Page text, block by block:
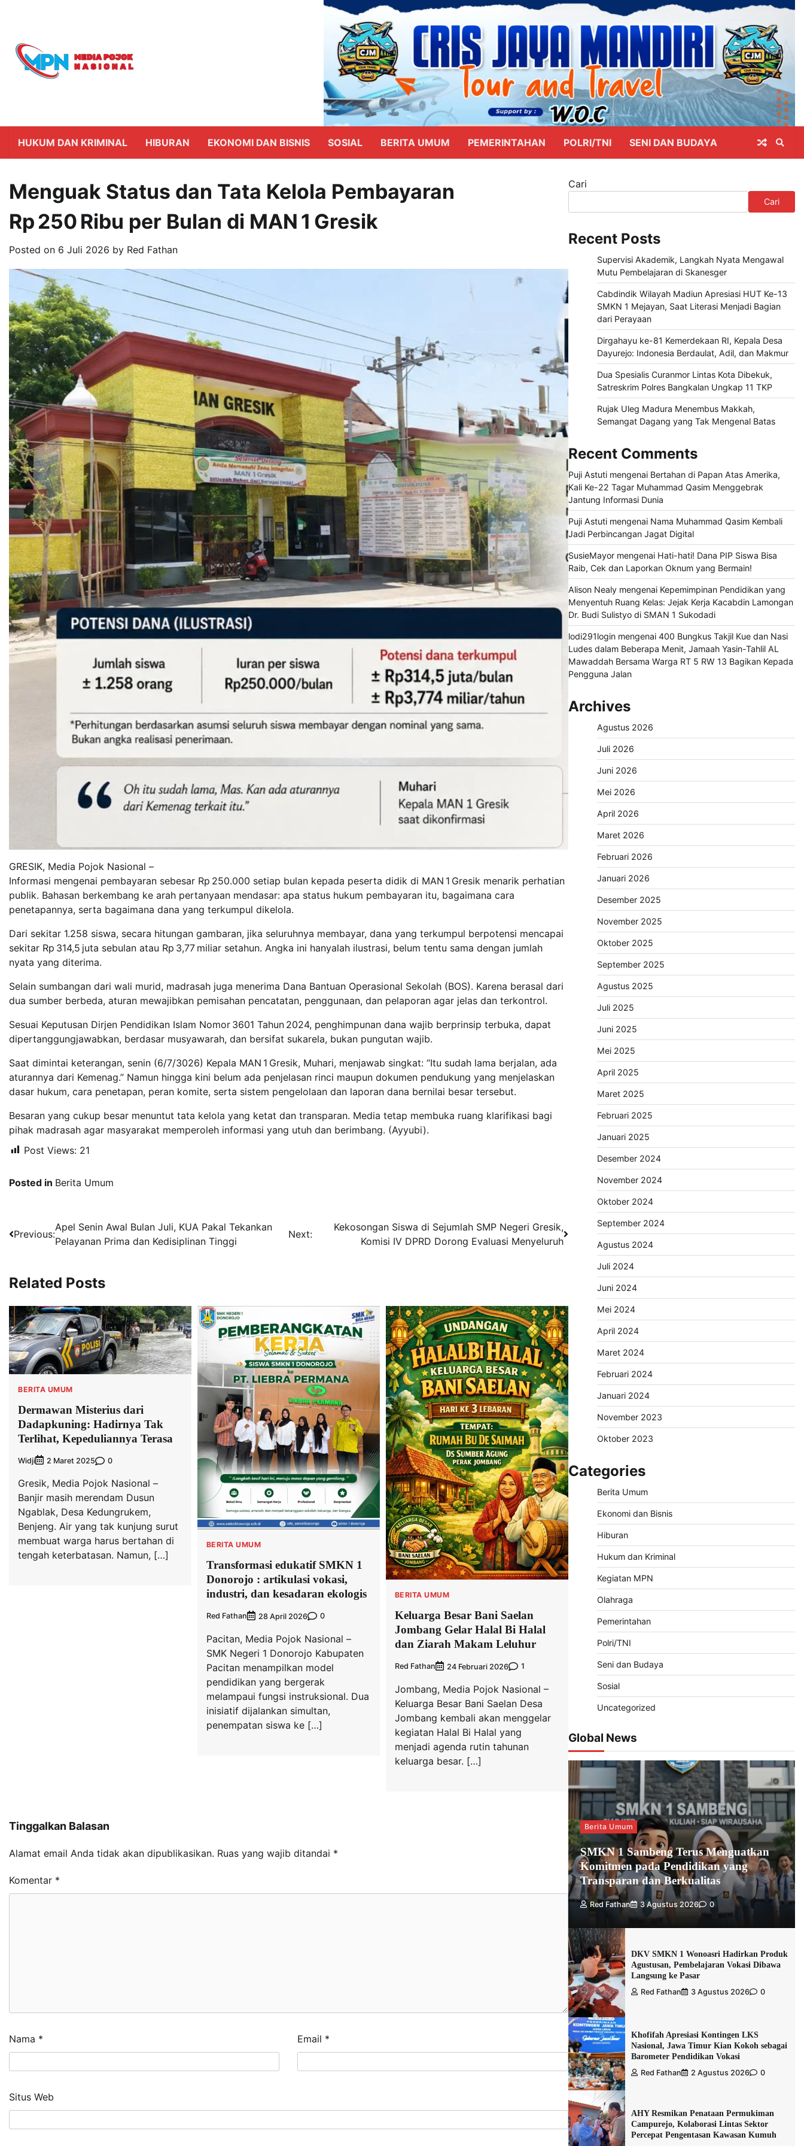
HUKUM DAN KRIMINAL HIBURAN EKONOMI DAN BISNIS SOSIAL BERITA UMUM PEMERINTAHAN POLRI/TNI SENI DAN BUDAYA
Menguak Status dan Tata Kelola Pembayaran
Rp 250 Ribu per Bulan di MAN 1 Gresik
Posted on 6 Juli 2026 by Red Fathan
GRESIK, Media Pojok Nasional –
Informasi mengenai pembayaran sebesar Rp 250.000 setiap bulan kepada peserta didik di MAN 1 Gresik menarik perhatian
publik. Bahasan berkembang ke arah pertanyaan mendasar: apa status hukum pembayaran itu, bagaimana cara
penetapannya, serta bagaimana dana yang terkumpul dikelola.
Dari sekitar 1.258 siswa, secara hitungan gambaran, jika seluruhnya membayar, dana yang terkumpul berpotensi mencapai
sekitar Rp 314,5 juta sebulan atau Rp 3,77 miliar setahun. Angka ini hanyalah ilustrasi, belum tentu sama dengan jumlah
nyata yang diterima.
Selain sumbangan dari wali murid, madrasah juga menerima Dana Bantuan Operasional Sekolah (BOS). Karena berasal dari
dua sumber berbeda, aturan mewajibkan pemisahan pencatatan, penggunaan, dan pelaporan agar jelas dan terkontrol.
Sesuai Keputusan Dirjen Pendidikan Islam Nomor 3601 Tahun 2024, penghimpunan dana wajib berprinsip terbuka, dapat
dipertanggungjawabkan, berdasar musyawarah, dan bersifat sukarela, bukan pungutan wajib.
Saat dimintai keterangan, senin (6/7/3026) Kepala MAN 1 Gresik, Muhari, menjawab singkat: “Itu sudah lama berjalan, ada
aturannya dari Kemenag.” Namun hingga kini belum ada penjelasan rinci maupun dokumen pendukung yang menjelaskan
dasar hukum, cara penetapan, peran komite, serta sistem pengelolaan dan laporan dana bernilai besar tersebut.
Besaran yang cukup besar menuntut tata kelola yang ketat dan transparan. Media tetap membuka ruang klarifikasi bagi
pihak madrasah agar masyarakat memperoleh informasi yang utuh dan berimbang. (Ayyubi).
Post Views: 21
Posted in Berita Umum
Navigasi
Previous:
Apel Senin Awal Bulan Juli, KUA Pakal Tekankan
Pelayanan Prima dan Kedisiplinan Tinggi
Next:
Kekosongan Siswa di Sejumlah SMP Negeri Gresik,
Komisi IV DPRD Dorong Evaluasi Menyeluruh
Related Posts
BERITA UMUM
Dermawan Misterius dari
Dadapkuning: Hadirnya Tak
Terlihat, Kepeduliannya Terasa
Widji 2 Maret 2025 0
Gresik, Media Pojok Nasional –
Banjir masih merendam Dusun
Ngablak, Desa Kedungrukem,
Benjeng. Air yang tak kunjung surut
membuat warga harus bertahan di
tengah keterbatasan. Namun, […]
BERITA UMUM
Transformasi edukatif SMKN 1
Donorojo : artikulasi vokasi,
industri, dan kesadaran ekologis
Red Fathan 28 April 2026 0
Pacitan, Media Pojok Nasional –
SMK Negeri 1 Donorojo Kabupaten
Pacitan menampilkan model
pendidikan yang bergerak
melampaui fungsi instruksional. Dua
inisiatif dijalankan simultan,
penempatan siswa ke […]
BERITA UMUM
Keluarga Besar Bani Saelan
Jombang Gelar Halal Bi Halal
dan Ziarah Makam Leluhur
Red Fathan 24 Februari 2026 1
Jombang, Media Pojok Nasional –
Keluarga Besar Bani Saelan Desa
Jombang kembali akan menggelar
kegiatan Halal Bi Halal yang
menjadi agenda rutin tahunan
keluarga besar. […]
Tinggalkan Balasan
Alamat email Anda tidak akan dipublikasikan. Ruas yang wajib ditandai *
Komentar *
Nama * Email *
Situs Web
Cari
Cari
Recent Posts
Supervisi Akademik, Langkah Nyata Mengawal
Mutu Pembelajaran di Skanesger
Cabdindik Wilayah Madiun Apresiasi HUT Ke-13
SMKN 1 Mejayan, Saat Literasi Menjadi Bagian
dari Perayaan
Dirgahayu ke-81 Kemerdekaan RI, Kepala Desa
Dayurejo: Indonesia Berdaulat, Adil, dan Makmur
Dua Spesialis Curanmor Lintas Kota Dibekuk,
Satreskrim Polres Bangkalan Ungkap 11 TKP
Rujak Uleg Madura Menembus Makkah,
Semangat Dagang yang Tak Mengenal Batas
Recent Comments
Puji Astutimengenai Bertahan di Papan Atas Amerika,
Kali Ke-22 Tagar Muhammad Qasim Menggebrak
Jantung Informasi Dunia
Puji Astutimengenai Nama Muhammad Qasim Kembali
Jadi Perbincangan Jagat Digital
SusieMayormengenai Hati-hati! Dana PIP Siswa Bisa
Raib, Cek dan Laporkan Oknum yang Bermain!
Alison Nealymengenai Kepemimpinan Pendidikan yang
Menyentuh Ruang Kelas: Jejak Kerja Kacabdin Lamongan
Dr. Budi Sulistyo di SMAN 1 Sukodadi
lodi291loginmengenai 400 Bungkus Takjil Kue dan Nasi
Ludes dalam Beberapa Menit, Jamaah Yasin-Tahlil AL
Mawaddah Bersama Warga RT 5 RW 13 Bagikan Kepada
Pengguna Jalan
Archives
Agustus 2026
Juli 2026
Juni 2026
Mei 2026
April 2026
Maret 2026
Februari 2026
Januari 2026
Desember 2025
November 2025
Oktober 2025
September 2025
Agustus 2025
Juli 2025
Juni 2025
Mei 2025
April 2025
Maret 2025
Februari 2025
Januari 2025
Desember 2024
November 2024
Oktober 2024
September 2024
Agustus 2024
Juli 2024
Juni 2024
Mei 2024
April 2024
Maret 2024
Februari 2024
Januari 2024
November 2023
Oktober 2023
Categories
Berita Umum
Ekonomi dan Bisnis
Hiburan
Hukum dan Kriminal
Kegiatan MPN
Olahraga
Pemerintahan
Polri/TNI
Seni dan Budaya
Sosial
Uncategorized
Global News
Berita Umum
SMKN 1 Sambeng Terus Menguatkan
Komitmen pada Pendidikan yang
Transparan dan Berkualitas
Red Fathan 3 Agustus 2026 0
DKV SMKN 1 Wonoasri Hadirkan Produk
Agustusan, Pembelajaran Vokasi Dibawa
Langsung ke Pasar
Red Fathan 3 Agustus 2026 0
Khofifah Apresiasi Kontingen LKS
Nasional, Jawa Timur Kian Kokoh sebagai
Barometer Pendidikan Vokasi
Red Fathan 2 Agustus 2026 0
AHY Resmikan Penataan Permukiman
Campurejo, Kolaborasi Lintas Sektor
Percepat Pengentasan Kawasan Kumuh